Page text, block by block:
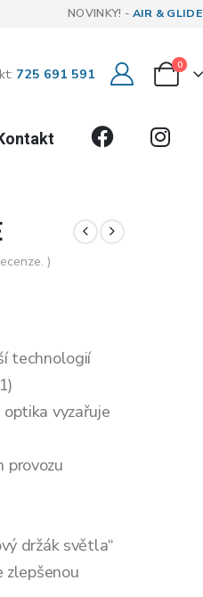
NOVINKY! - AIR & GLIDE
725 691 591
0
Facebook
)
technologií
vyzařuje
provozu
držák světla“
zlepšenou